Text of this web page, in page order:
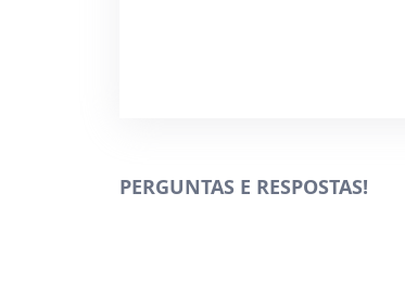
PERGUNTAS E RESPOSTAS!